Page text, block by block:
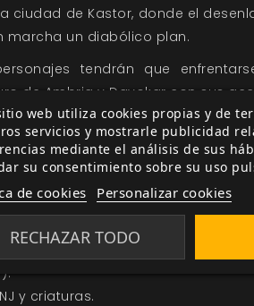
ciudad de Kastor, donde el
marcha un diabólico plan.
tendrán que
de Ambria y Davokar con sus
para aventuras: la ciudad
dos localizaciones.
místicos.
monstruosos y elixires, más
y criaturas.
web utiliza cookies propias y de
servicios y mostrarle publicidad
mediante el análisis de sus
su consentimiento sobre su uso
de cookies Personalizar cookies
RECHAZAR TODO